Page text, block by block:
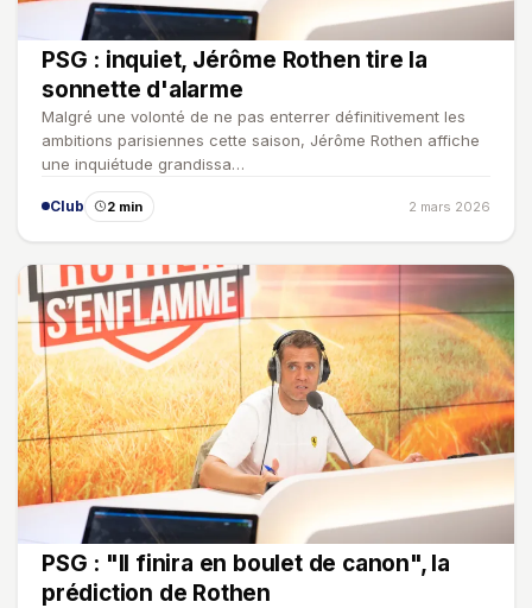
PSG : inquiet, Jérôme Rothen tire la
sonnette d'alarme
Malgré une volonté de ne pas enterrer définitivement les
ambitions parisiennes cette saison, Jérôme Rothen affiche
une inquiétude grandissa…
Club 2 min 2 mars 2026
PSG : "Il finira en boulet de canon", la
prédiction de Rothen